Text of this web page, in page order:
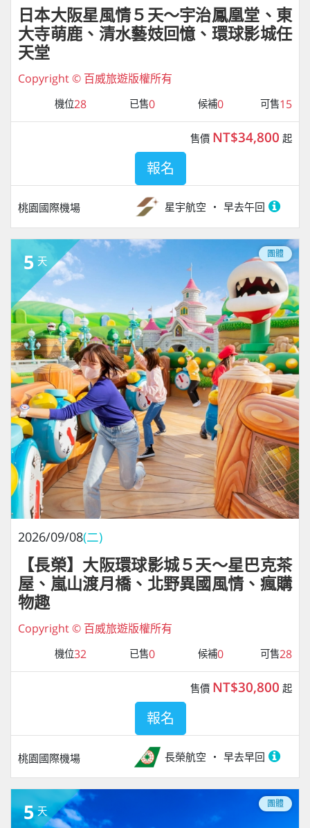
日本大阪星風情５天～宇治鳳凰堂、東
大寺萌鹿、清水藝妓回憶、環球影城任
天堂
Copyright © 百威旅遊版權所有
機位28 已售0 候補0 可售15
桃園國際機場 星宇航空 早去午回
售價 NT$34,800 起
報名
5 天
團體
2026/09/08(二)
【長榮】大阪環球影城５天～星巴克茶
屋、嵐山渡月橋、北野異國風情、瘋購
物趣
Copyright © 百威旅遊版權所有
機位32 已售0 候補0 可售28
桃園國際機場 長榮航空 早去早回
售價 NT$30,800 起
報名
5 天
團體